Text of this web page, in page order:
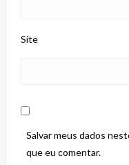
Site
Salvar meus dados
que eu comentar.